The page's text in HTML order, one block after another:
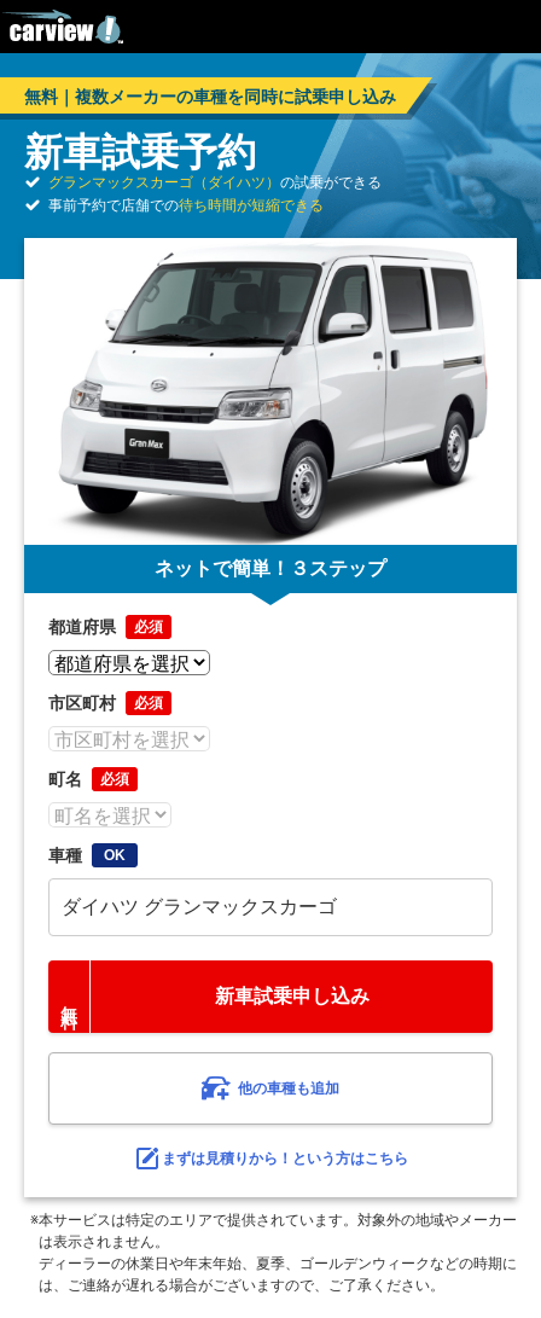
新車試乗予約
無料｜複数メーカーの車種を同時に試乗申し込み
グランマックスカーゴ（ダイハツ） の試乗ができる
事前予約で店舗での待ち時間が短縮できる
ネットで簡単！３ステップ
都道府県 必須
市区町村 必須
町名 必須
車種 OK
ダイハツ グランマックスカーゴ
新車試乗申し込み
他の車種も追加
まずは見積りから！という方はこちら
※本サービスは特定のエリアで提供されています。対象外の地域やメーカー
は表示されません。
ディーラーの休業日や年末年始、夏季、ゴールデンウィークなどの時期に
は、ご連絡が遅れる場合がございますので、ご了承ください。